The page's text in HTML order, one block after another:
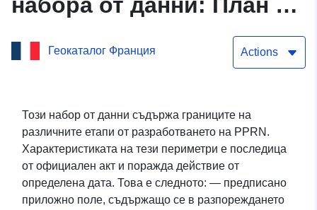
набора от данни: План за
предотвратяване на
природните рискове от
Commune de Montjoi —
периметър — Отдел Tarn-
et-Garonne
Геокаталог Франция Actions
Този набор от данни съдържа границите на
различните етапи от разработването на PPRN.
Характеристиката на тези периметри е последица
от официален акт и поражда действие от
определена дата. Това е следното: — предписано
приложно поле, съдържащо се в разпореждането